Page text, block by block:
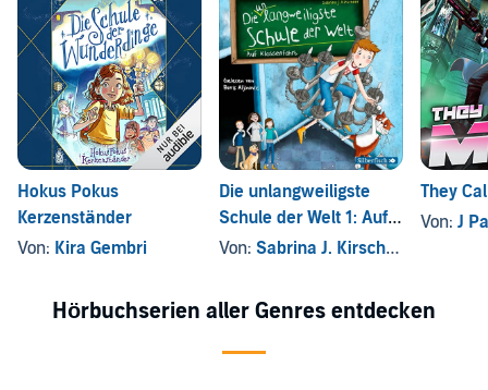
Hokus Pokus
Kerzenständer
Von: Kira Gembri
Die unlangweiligste
Schule der Welt 1: Auf
Klassenfahrt
Von: Sabrina J. Kirschner
They
Von: J
Hörbuchserien aller Genres entdecken